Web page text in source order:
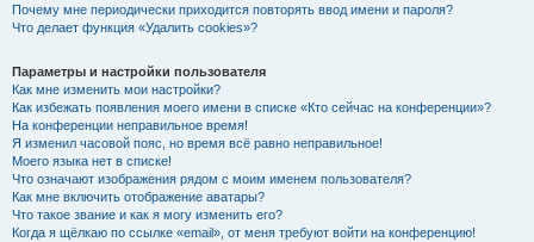
Почему мне периодически приходится повторять ввод имени и пароля?
Что делает функция «Удалить cookies»?
Параметры и настройки пользователя
Как мне изменить мои настройки?
Как избежать появления моего имени в списке «Кто сейчас на конференции»?
На конференции неправильное время!
Я изменил часовой пояс, но время всё равно неправильное!
Моего языка нет в списке!
Что означают изображения рядом с моим именем пользователя?
Как мне включить отображение аватары?
Что такое звание и как я могу изменить его?
Когда я щёлкаю по ссылке «email», от меня требуют войти на конференцию!